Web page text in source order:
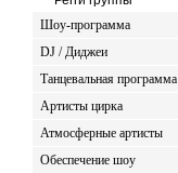
Шоу-программа
DJ / Диджеи
Танцевальная программа
Артисты цирка
Атмосферные артисты
Обеспечение шоу